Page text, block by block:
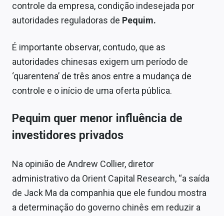
controle da empresa, condição indesejada por
autoridades reguladoras de Pequim.
É importante observar, contudo, que as
autoridades chinesas exigem um período de
‘quarentena’ de três anos entre a mudança de
controle e o início de uma oferta pública.
Pequim quer menor influência de
investidores privados
Na opinião de Andrew Collier, diretor
administrativo da Orient Capital Research, “a saída
de Jack Ma da companhia que ele fundou mostra
a determinação do governo chinês em reduzir a